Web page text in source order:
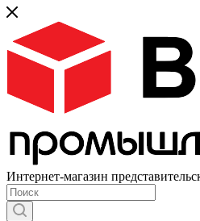
Интернет-магазин